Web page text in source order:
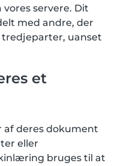
servere. Dit
med andre, der
uanset
et
af deres dokument
eller
bruges til at